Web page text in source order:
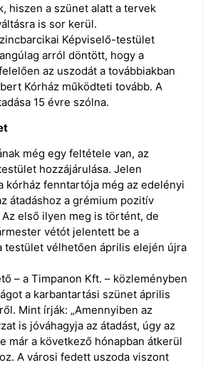
hiszen a szünet alatt a tervek
is sor kerül.
Képviselő-testület
arról döntött, hogy a
az uszodát a továbbiakban
Kórház működteti tovább. A
15 évre szólna.
még egy feltétele van, az
hozzájárulása. Jelen
kórház fenntartója még az edelényi
átadáshoz a grémium pozitív
első ilyen meg is történt, de
vétót jelentett be a
testület vélhetően április elején újra
– a Timpanon Kft. – közleményben
a karbantartási szünet április
Mint írják: „Amennyiben az
is jóváhagyja az átadást, úgy az
már a következő hónapban átkerül
A városi fedett uszoda viszont